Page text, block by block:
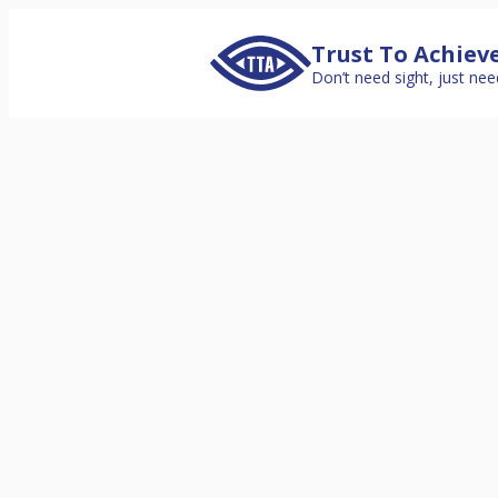
Trust To
Don’t need sight, just